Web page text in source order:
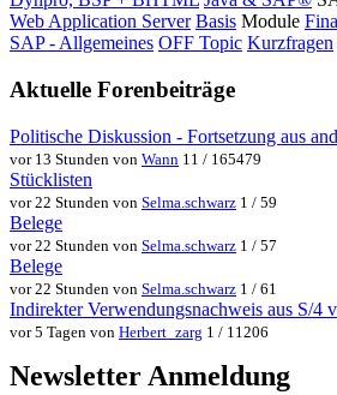
Web Application Server Basis Module
SAP - Allgemeines OFF Topic Kurzfragen
Aktuelle Forenbeiträge
Politische Diskussion - Fortsetzung aus
vor 13 Stunden von Wann 11 / 165479
Stücklisten
vor 22 Stunden von Selma.schwarz 1 / 59
Belege
vor 22 Stunden von Selma.schwarz 1 / 57
Belege
vor 22 Stunden von Selma.schwarz 1 / 61
Indirekter Verwendungsnachweis aus S/4
vor 5 Tagen von Herbert_zarg 1 / 11206
Newsletter Anmeldung